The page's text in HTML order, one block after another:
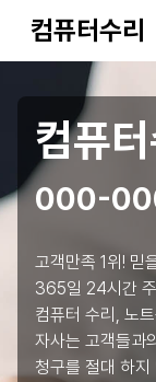
컴퓨터수리
컴퓨터
000-
고객만족 1위! 믿
365일 24시간
컴퓨터 수리, 노
자사는 고객들과
청구를 절대 하지